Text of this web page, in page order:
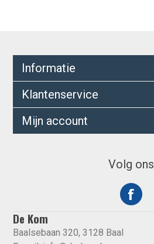
Informatie
Klantenservice
Mijn account
Volg ons
De Kom
Baalsebaan 320, 3128 Baal